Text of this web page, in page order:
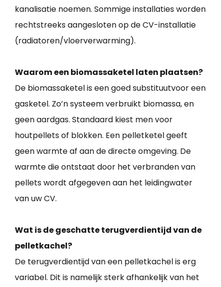
kanalisatie noemen. Sommige installaties worden
rechtstreeks aangesloten op de CV-installatie
(radiatoren/vloerverwarming).
Waarom een biomassaketel laten plaatsen?
De biomassaketel is een goed substituutvoor een
gasketel. Zo’n systeem verbruikt biomassa, en
geen aardgas. Standaard kiest men voor
houtpellets of blokken. Een pelletketel geeft
geen warmte af aan de directe omgeving. De
warmte die ontstaat door het verbranden van
pellets wordt afgegeven aan het leidingwater
van uw CV.
Wat is de geschatte terugverdientijd van de
pelletkachel?
De terugverdientijd van een pelletkachel is erg
variabel. Dit is namelijk sterk afhankelijk van het